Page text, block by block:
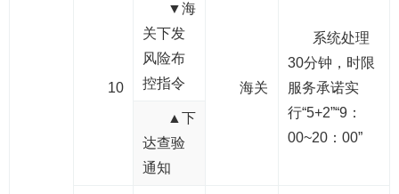
10
▼海
关下发
风险布
控指令
海关
系统处理
30分钟，时限
服务承诺实
行“5+2”“9：
00~20：00”
▲下
达查验
通知